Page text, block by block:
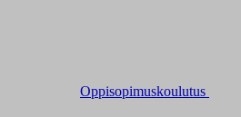
Oppisopimuskoulutus